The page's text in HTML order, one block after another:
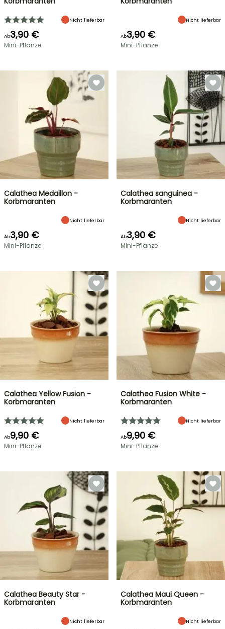
Nicht lieferbar
Ab3,90 €
Mini-Pflanze
Nicht lieferbar
Ab3,90 €
Mini-Pflanze
Calathea Medaillon -
Korbmaranten
Nicht lieferbar
Ab3,90 €
Mini-Pflanze
Calathea sanguinea -
Korbmaranten
Nicht lieferbar
Ab3,90 €
Mini-Pflanze
Calathea Yellow Fusion -
Korbmaranten
Nicht lieferbar
Ab9,90 €
Mini-Pflanze
Calathea Fusion White -
Korbmaranten
Nicht lieferbar
Ab9,90 €
Mini-Pflanze
Calathea Beauty Star -
Korbmaranten
Nicht lieferbar
Calathea Maui Queen -
Korbmaranten
Nicht lieferbar